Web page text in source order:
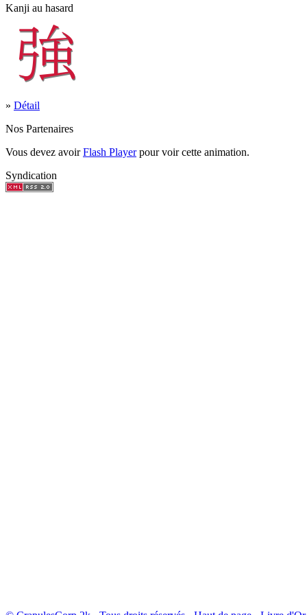
Kanji au hasard
» Détail
Nos Partenaires
Vous devez avoirFlash Playerpour voir cette animation.
Syndication